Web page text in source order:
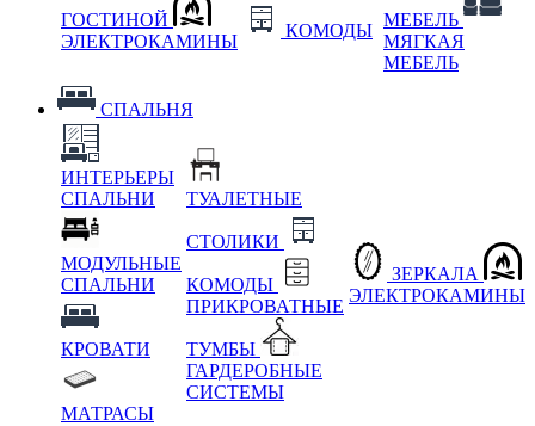
ГОСТИНОЙ
ЭЛЕКТРОКАМИНЫ
КОМОДЫ
МЕБЕЛЬ
МЯГКАЯ
МЕБЕЛЬ
СПАЛЬНЯ
ИНТЕРЬЕРЫ
СПАЛЬНИ
МОДУЛЬНЫЕ
СПАЛЬНИ
КРОВАТИ
МАТРАСЫ
ТУАЛЕТНЫЕ
СТОЛИКИ
КОМОДЫ
ПРИКРОВАТНЫЕ
ТУМБЫ
ГАРДЕРОБНЫЕ
СИСТЕМЫ
ЗЕРКАЛА
ЭЛЕКТРОКАМИНЫ